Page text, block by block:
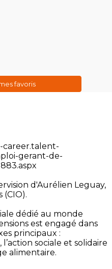
favoris
career.talent-
gerant-de-
d'Aurélien Leguay,
(CIO).
dédié au monde
est engagé dans
principaux :
l’action sociale et solidaire
alimentaire.